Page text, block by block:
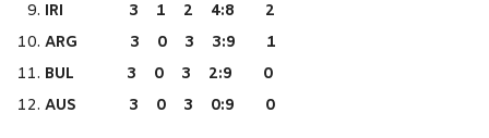
IRI 3 1 2 4:8 2
ARG 3 0 3 3:9 1
BUL 3 0 3 2:9 0
AUS 3 0 3 0:9 0